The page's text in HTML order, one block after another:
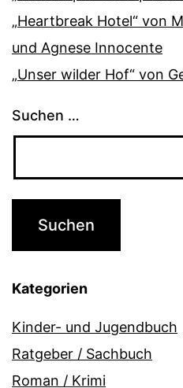
„Heartbreak Hotel“ von
und Agnese Innocente
„Unser wilder Hof“ von
Suchen …
Kategorien
Kinder- und Jugendbuch
Ratgeber / Sachbuch
Roman / Krimi